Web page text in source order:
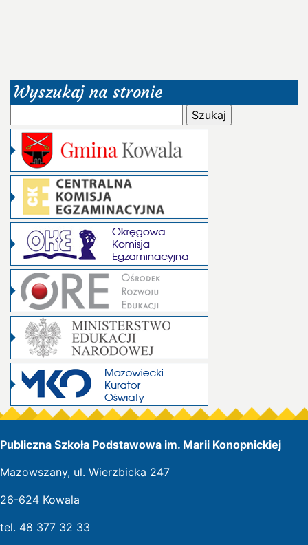
Wyszukaj na stronie
Publiczna Szkoła Podstawowa im. Marii Konopnickiej
Mazowszany, ul. Wierzbicka 247
26-624 Kowala
tel. 48 377 32 33